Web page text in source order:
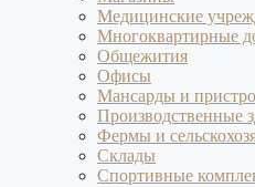
Медицинские
Многоквартирные
Общежития
Офисы
Мансарды и
Производственные
Фермы и
Склады
Спортивные